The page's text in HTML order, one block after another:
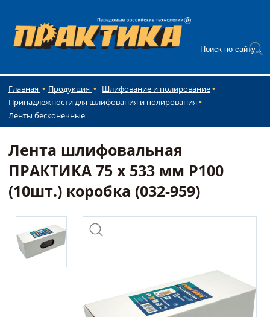
Главная Продукция
Шлифование и полирование
Принадлежности для шлифования и полирования
Ленты бесконечные
Лента шлифовальная
ПРАКТИКА 75 х 533 мм P100
(10шт.) коробка (032-959)